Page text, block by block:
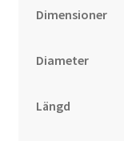
Dimensioner
Diameter
Längd